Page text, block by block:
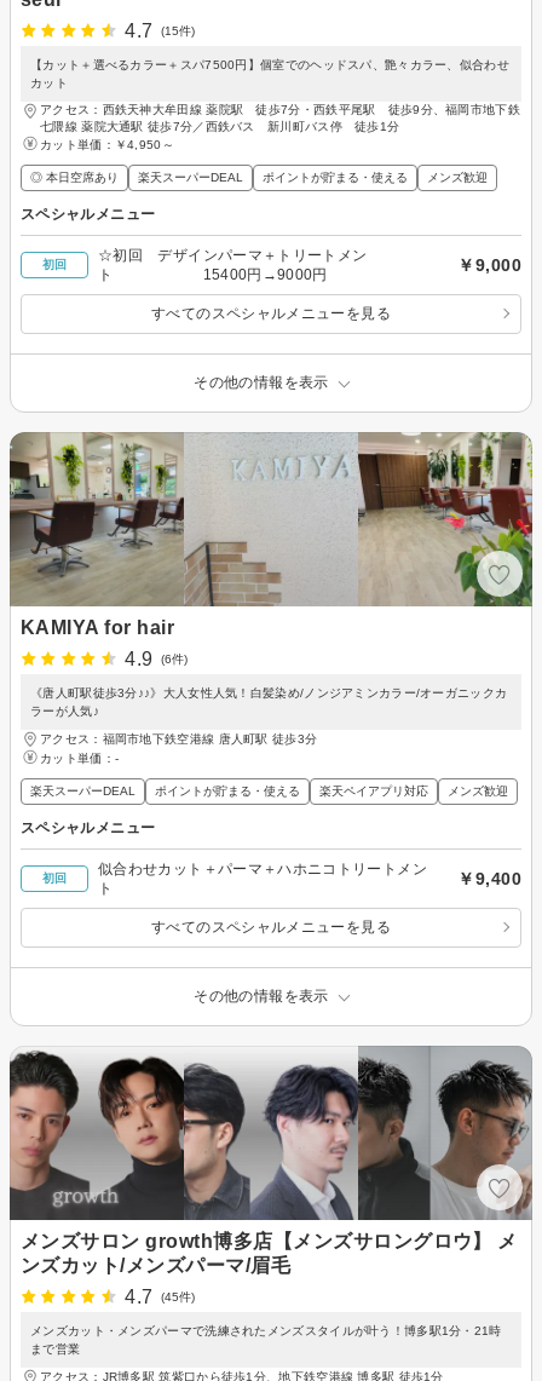
4.7
(15件)
【カット＋選べるカラー＋スパ7500円】個室でのヘッドスパ、艶々カラー、似合わせ
カット
アクセス：西鉄天神大牟田線 薬院駅 徒歩7分・西鉄平尾駅 徒歩9分、福岡市地下鉄
七隈線 薬院大通駅 徒歩7分／西鉄バス 新川町バス停 徒歩1分
カット単価： ￥4,950～
◎ 本日空席あり 楽天スーパーDEAL ポイントが貯まる・使える メンズ歓迎
スペシャルメニュー
初回
☆初回 デザインパーマ＋トリートメン
ト 15400円→9000円
￥9,000
すべてのスペシャルメニューを見る
その他の情報を表示
KAMIYA for hair
4.9
(6件)
《唐人町駅徒歩3分♪♪》大人女性人気！白髪染め/ノンジアミンカラー/オーガニックカ
ラーが人気♪
アクセス：福岡市地下鉄空港線 唐人町駅 徒歩3分
カット単価： -
楽天スーパーDEAL ポイントが貯まる・使える 楽天ペイアプリ対応 メンズ歓迎
スペシャルメニュー
初回
似合わせカット＋パーマ＋ハホニコトリートメン
ト
￥9,400
すべてのスペシャルメニューを見る
その他の情報を表示
メンズサロン growth博多店【メンズサロングロウ】 メ
ンズカット/メンズパーマ/眉毛
4.7
(45件)
メンズカット・メンズパーマで洗練されたメンズスタイルが叶う！博多駅1分・21時
まで営業
アクセス：JR博多駅 筑紫口から徒歩1分、地下鉄空港線 博多駅 徒歩1分